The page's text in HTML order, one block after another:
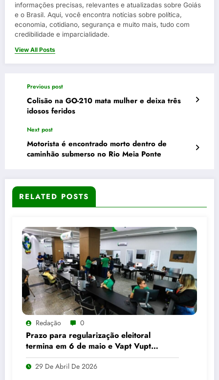
informações precisas, relevantes e atualizadas sobre Goiás
e o Brasil. Aqui, você encontra notícias sobre política,
economia, cotidiano, segurança e muito mais, tudo com
credibilidade e imparcialidade.
View All Posts
Previous post
Colisão na GO-210 mata mulher e deixa três
idosos feridos
Next post
Motorista é encontrado morto dentro de
caminhão submerso no Rio Meia Ponte
RELATED POSTS
Redação 0
Prazo para regularização eleitoral
termina em 6 de maio e Vapt Vupt
reforça alerta em Goiás
29 De Abril De 2026